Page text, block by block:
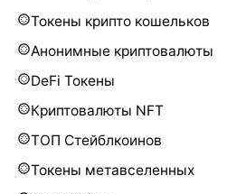
Токены крипто кошельков
Анонимные криптовалюты
DeFi Токены
Криптовалюты NFT
ТОП Стейблкоинов
Токены метавселенных